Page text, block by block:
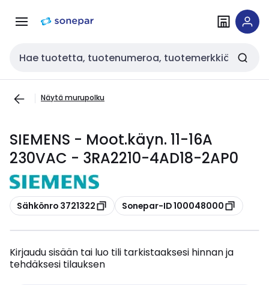
navigointiinsisältöön
Haku
Näytä murupolku
SIEMENS - Moot.käyn. 11-16A
230VAC - 3RA2210-4AD18-2AP0
Kopioi
Sähkönro 3721322 Kopioi
Sonepar-ID 100048000
Kirjaudu sisään tai luo tili tarkistaaksesi hinnan ja
tehdäksesi tilauksen